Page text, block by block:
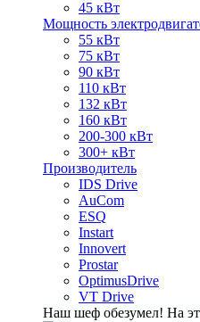
45 кВт
Мощность
55 кВт
75 кВт
90 кВт
110 кВт
132 кВт
160 кВт
200-300 кВт
300+ кВт
Производитель
IDS Drive
AuCom
ESQ
Instart
Innovert
Prostar
OptimusDrive
VT Drive
Наш шеф обезумел! На